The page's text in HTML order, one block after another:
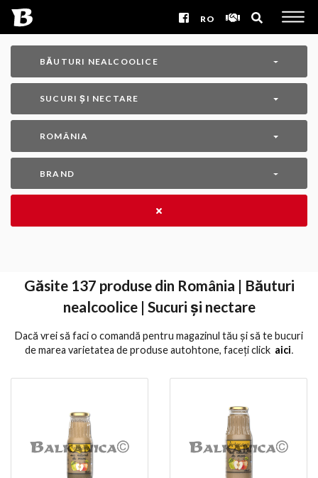
RO
BĂUTURI NEALCOOLICE
SUCURI ȘI NECTARE
ROMÂNIA
BRAND
Găsite 137 produse din România | Băuturi
nealcoolice | Sucuri și nectare
Dacă vrei să faci o comandă pentru magazinul tău și să te bucuri
de marea varietatea de produse autohtone, faceți click aici․